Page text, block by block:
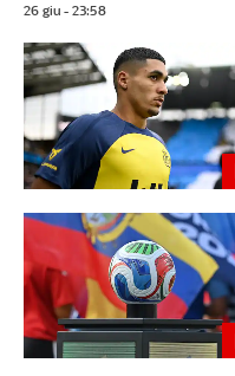
26 giu - 23:58